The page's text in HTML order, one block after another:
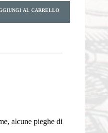
AL CARRELLO
alcune pieghe di